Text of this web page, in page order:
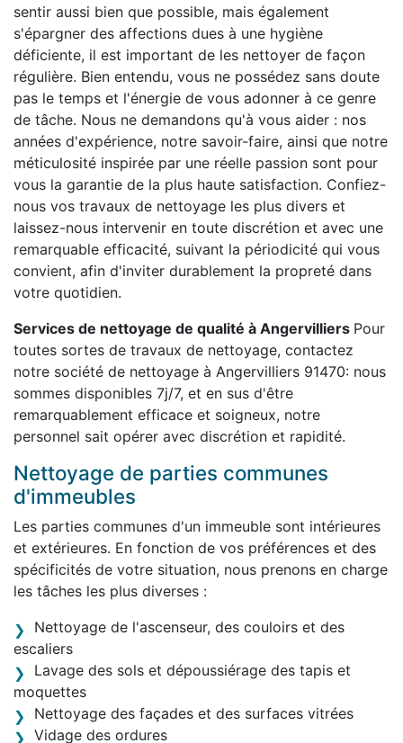
sentir aussi bien que possible, mais également
s'épargner des affections dues à une hygiène
déficiente, il est important de les nettoyer de façon
régulière. Bien entendu, vous ne possédez sans doute
pas le temps et l'énergie de vous adonner à ce genre
de tâche. Nous ne demandons qu'à vous aider : nos
années d'expérience, notre savoir-faire, ainsi que notre
méticulosité inspirée par une réelle passion sont pour
vous la garantie de la plus haute satisfaction. Confiez-
nous vos travaux de nettoyage les plus divers et
laissez-nous intervenir en toute discrétion et avec une
remarquable efficacité, suivant la périodicité qui vous
convient, afin d'inviter durablement la propreté dans
votre quotidien.
Services de nettoyage de qualité à Angervilliers Pour
toutes sortes de travaux de nettoyage, contactez
notre société de nettoyage à Angervilliers 91470: nous
sommes disponibles 7j/7, et en sus d'être
remarquablement efficace et soigneux, notre
personnel sait opérer avec discrétion et rapidité.
Nettoyage de parties communes
d'immeubles
Les parties communes d'un immeuble sont intérieures
et extérieures. En fonction de vos préférences et des
spécificités de votre situation, nous prenons en charge
les tâches les plus diverses :
Nettoyage de l'ascenseur, des couloirs et des
escaliers
Lavage des sols et dépoussiérage des tapis et
moquettes
Nettoyage des façades et des surfaces vitrées
Vidage des ordures